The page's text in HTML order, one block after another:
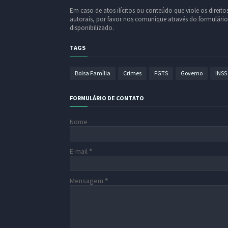
Em caso de atos ilícitos ou conteúdo que viole os
autorais, por favor nos comunique através do formulário
disponibilizado.
TAGS
Bolsa Família Crimes FGTS Governo INSS
FORMULÁRIO DE CONTATO
Nome
E-mail *
Mensagem *